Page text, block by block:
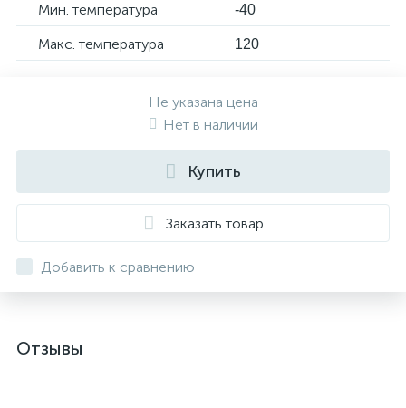
Мин. температура -40
Макс. температура 120
Не указана цена
Нет в наличии
Купить
Заказать товар
Добавить к сравнению
Отзывы